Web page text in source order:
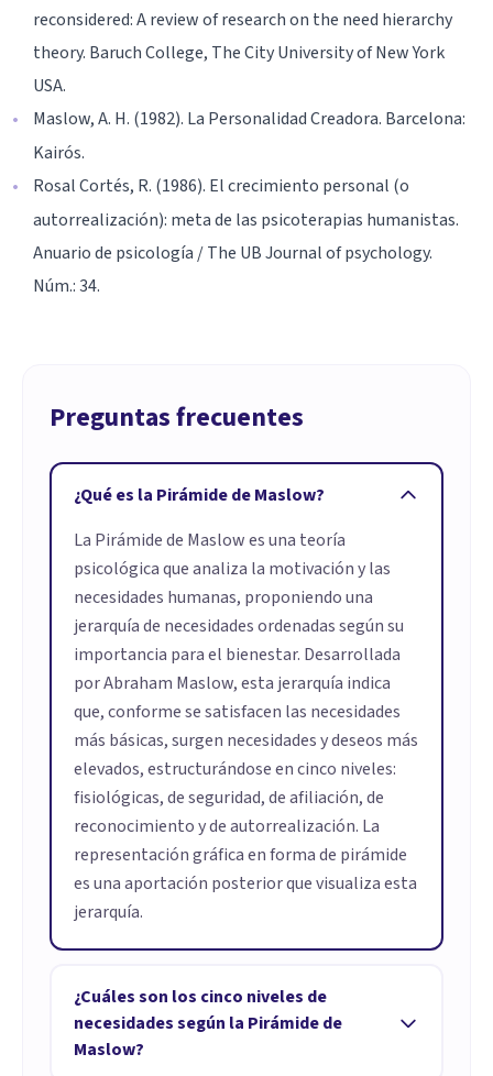
reconsidered: A review of research on the need hierarchy
theory. Baruch College, The City University of New York
USA.
Maslow, A. H. (1982). La Personalidad Creadora. Barcelona:
Kairós.
Rosal Cortés, R. (1986). El crecimiento personal (o
autorrealización): meta de las psicoterapias humanistas.
Anuario de psicología / The UB Journal of psychology.
Núm.: 34.
Preguntas frecuentes
¿Qué es la Pirámide de Maslow?
La Pirámide de Maslow es una teoría
psicológica que analiza la motivación y las
necesidades humanas, proponiendo una
jerarquía de necesidades ordenadas según su
importancia para el bienestar. Desarrollada
por Abraham Maslow, esta jerarquía indica
que, conforme se satisfacen las necesidades
más básicas, surgen necesidades y deseos más
elevados, estructurándose en cinco niveles:
fisiológicas, de seguridad, de afiliación, de
reconocimiento y de autorrealización. La
representación gráfica en forma de pirámide
es una aportación posterior que visualiza esta
jerarquía.
¿Cuáles son los cinco niveles de
necesidades según la Pirámide de
Maslow?